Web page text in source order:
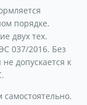
порядке.
двух тех.
037/2016. Без
допускается к